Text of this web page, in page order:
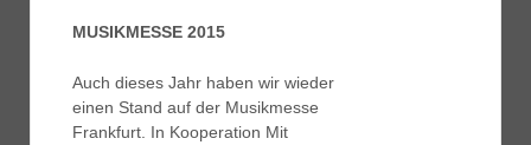
MUSIKMESSE 2015
Auch dieses Jahr haben wir wieder
einen Stand auf der Musikmesse
Frankfurt. In Kooperation Mit